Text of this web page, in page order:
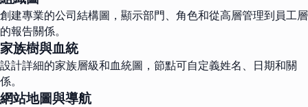
創建專業的公司結構圖，顯示部門、角色和從高層管理到員工層
的報告關係。
家族樹與血統
設計詳細的家族層級和血統圖，節點可自定義姓名、日期和關
係。
網站地圖與導航